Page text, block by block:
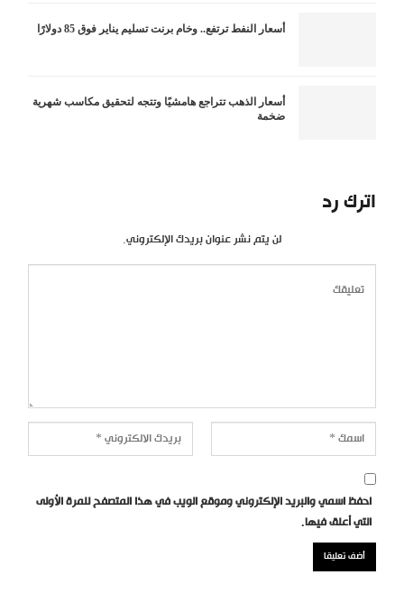
أسعار النفط ترتفع.. وخام برنت تسليم يناير فوق 85 دولارًا
أسعار الذهب تتراجع هامشيًا وتتجه لتحقيق مكاسب شهرية
ضخمة
اترك رد
لن يتم نشر عنوان بريدك الإلكتروني.
احفظ اسمي والبريد الإلكتروني وموقع الويب في هذا المتصفح للمرة الأولى
التي أعلق فيها.